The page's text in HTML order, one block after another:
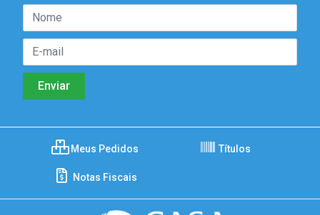
Meus Pedidos Títulos
Notas Fiscais